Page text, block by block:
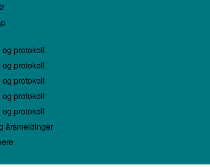
protokoll
protokoll
protokoll
protokoll
protokoll
årsmeldinger